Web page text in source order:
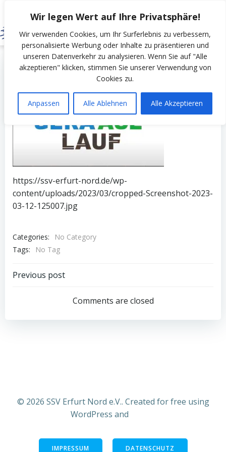
Wir legen Wert auf Ihre Privatsphäre!
Wir verwenden Cookies, um Ihr Surferlebnis zu verbessern,
personalisierte Werbung oder Inhalte zu präsentieren und
unseren Datenverkehr zu analysieren. Wenn Sie auf "Alle
akzeptieren" klicken, stimmen Sie unserer Verwendung von
Cookies zu.
Anpassen Alle Ablehnen Alle Akzeptieren
Inhalt
springen
bySSV Erfurt Nord on März 12, 2023
https://ssv-erfurt-nord.de/wp-
content/uploads/2023/03/cropped-Screenshot-2023-
03-12-125007.jpg
Categories:
No Category
Tags:
No Tag
Post
navigation
Previous post
Comments are closed
© 2026 SSV Erfurt Nord e.V.. Created for free using
WordPress and
IMPRESSUM DATENSCHUTZ